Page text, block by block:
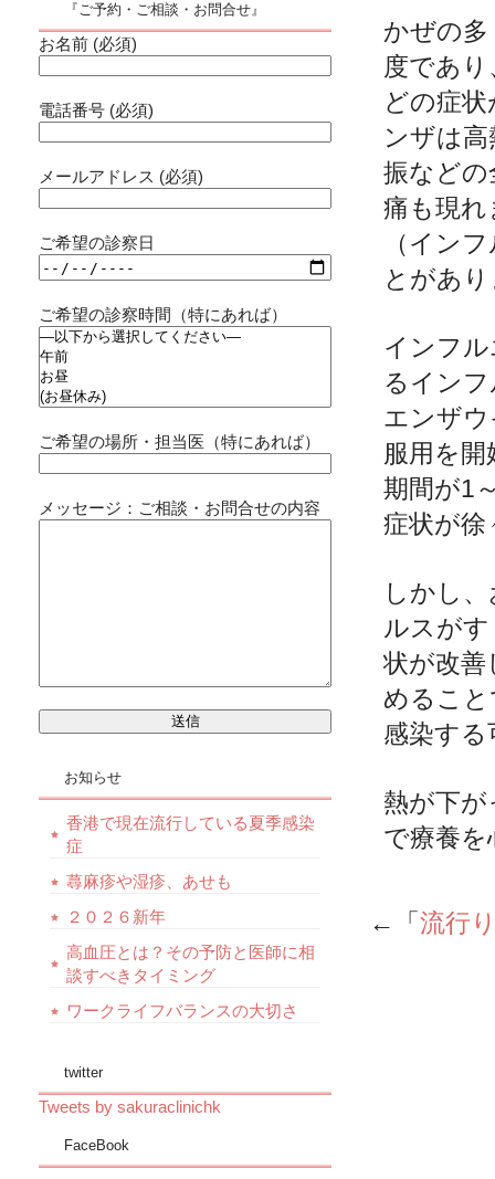
かぜの
度であ
どの症
ンザは
振などの
痛も現
（イン
とがあ
インフ
るイン
エンザ
服用を
期間が1
症状が徐
しかし
ルスが
状が改
めるこ
感染す
熱が下
で療養
←「流行
『ご予約・ご相談・お問合せ』
お名前 (必須)
電話番号 (必須)
メールアドレス (必須)
ご希望の診察日
ご希望の診察時間（特にあれば）
ご希望の場所・担当医（特にあれば）
メッセージ：ご相談・お問合せの内容
お知らせ
香港で現在流行している夏季感染
症
蕁麻疹や湿疹、あせも
２０２６新年
高血圧とは？その予防と医師に相
談すべきタイミング
ワークライフバランスの大切さ
twitter
Tweets by sakuraclinichk
FaceBook